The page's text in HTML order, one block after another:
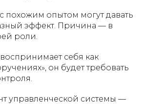
похожим опытом могут давать
эффект. Причина — в
роли.
себя как
он будет требовать
управленческой системы —